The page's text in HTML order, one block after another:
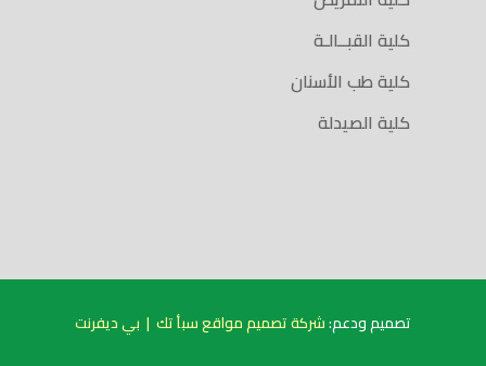
كلية القبــالـة
كلية طب الأسنان
كلية الصيدلة
تصميم ودعم:شركة تصميم مواقع سبأ تك | بي ديفرنت